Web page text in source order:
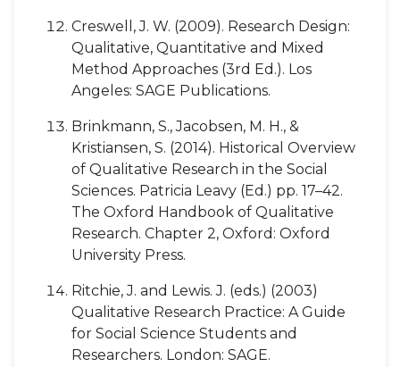
Creswell, J. W. (2009). Research Design:
Qualitative, Quantitative and Mixed
Method Approaches (3rd Ed.). Los
Angeles: SAGE Publications.
Brinkmann, S., Jacobsen, M. H., &
Kristiansen, S. (2014). Historical Overview
of Qualitative Research in the Social
Sciences. Patricia Leavy (Ed.) pp. 17–42.
The Oxford Handbook of Qualitative
Research. Chapter 2, Oxford: Oxford
University Press.
Ritchie, J. and Lewis. J. (eds.) (2003)
Qualitative Research Practice: A Guide
for Social Science Students and
Researchers. London: SAGE.